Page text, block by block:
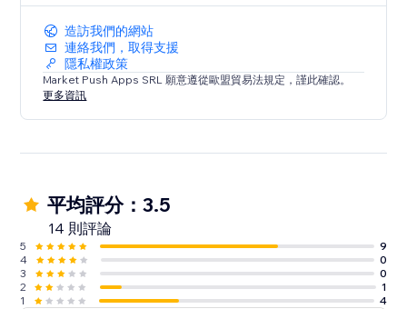
造訪我們的網站
連絡我們，取得支援
隱私權政策
Market Push Apps SRL 願意遵從歐盟貿易法規定，謹此確認。
更多資訊
平均評分：3.5
14 則評論
5
9
4
0
3
0
2
1
1
4